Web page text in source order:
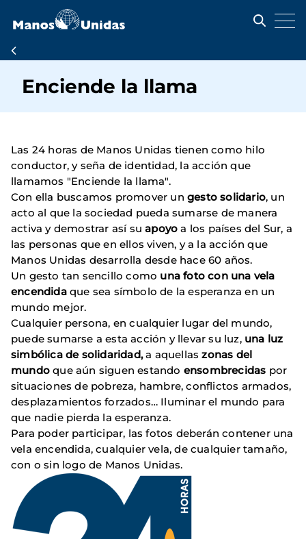
contenido
principal
Ruta
de
navegación
Enciende la llama
Las 24 horas de Manos Unidas tienen como hilo
conductor, y seña de identidad, la acción que
llamamos "Enciende la llama".
Con ella buscamos promover un gesto solidario, un
acto al que la sociedad pueda sumarse de manera
activa y demostrar así suapoyoa los países del Sur, a
las personas que en ellos viven, y a la acción que
Manos Unidas desarrolla desde hace 60 años.
Un gesto tan sencillo como una foto con una vela
encendidaque sea símbolo de la esperanza en un
mundo mejor.
Cualquier persona, en cualquier lugar del mundo,
puede sumarse a esta acción y llevar su luz,una luz
simbólica de solidaridad,a aquellaszonas del
mundo que aún siguen estando ensombrecidas por
situaciones de pobreza, hambre, conflictos armados,
desplazamientos forzados… Iluminar el mundo para
que nadie pierda la esperanza.
Para poder participar, las fotos deberán contener una
vela encendida, cualquier vela, de cualquier tamaño,
con o sin logo de Manos Unidas.